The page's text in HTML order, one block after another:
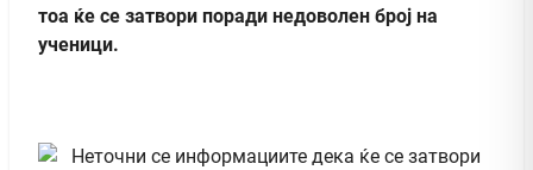
тоа ќе се затвори поради недоволен број на
ученици.